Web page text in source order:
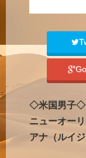
◇米国男子◇
ニューオー
アナ（ルイ